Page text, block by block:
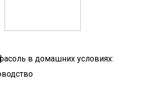
в домашних условиях: